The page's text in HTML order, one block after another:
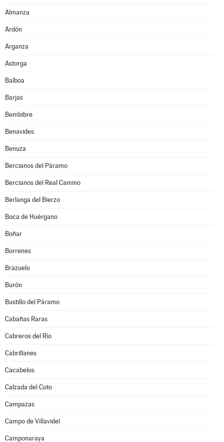
Almanza
Ardón
Arganza
Astorga
Balboa
Barjas
Bembibre
Benavides
Benuza
Bercianos del Páramo
Bercianos del Real Camino
Berlanga del Bierzo
Boca de Huérgano
Boñar
Borrenes
Brazuelo
Burón
Bustillo del Páramo
Cabañas Raras
Cabreros del Río
Cabrillanes
Cacabelos
Calzada del Coto
Campazas
Campo de Villavidel
Camponaraya